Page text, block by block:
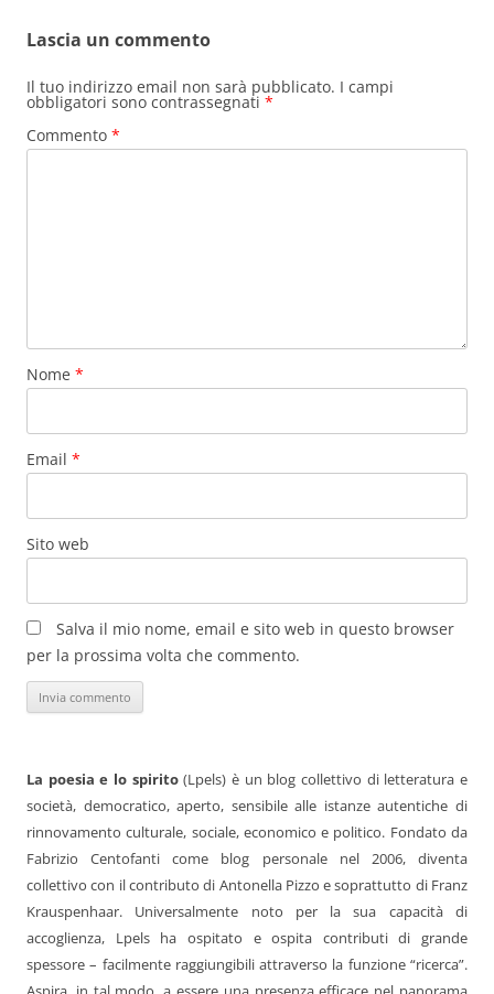
Lascia un commento
Il tuo indirizzo email non sarà pubblicato. I campi
obbligatori sono contrassegnati *
Commento *
Nome *
Email *
Sito web
Salva il mio nome, email e sito web in questo browser
per la prossima volta che commento.
La poesia e lo spirito(Lpels) è un blog collettivo di letteratura e
società, democratico, aperto, sensibile alle istanze autentiche di
rinnovamento culturale, sociale, economico e politico. Fondato da
Fabrizio Centofanti come blog personale nel 2006, diventa
collettivo con il contributo di Antonella Pizzo e soprattutto di Franz
Krauspenhaar. Universalmente noto per la sua capacità di
accoglienza, Lpels ha ospitato e ospita contributi di grande
spessore – facilmente raggiungibili attraverso la funzione “ricerca”.